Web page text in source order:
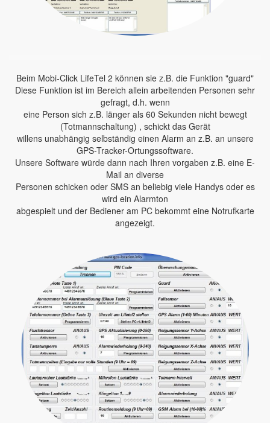
Beim Mobi-Click LifeTel 2 können sie z.B. die Funktion "guard"
Diese Funktion ist im Bereich allein arbeitenden Personen sehr
gefragt, d.h. wenn
eine Person sich z.B. länger als 60 Sekunden nicht bewegt
(Totmannschaltung) , schickt das Gerät
willens unabhängig selbständig einen Alarm an z.B. an unsere
GPS-Tracker-Ortungssoftware.
Unsere Software würde dann nach Ihren vorgaben z.B. eine E-
Mail an diverse
Personen schicken oder SMS an beliebig viele Handys oder es
wird ein Alarmton
abgespielt und der Bediener am PC bekommt eine Notrufkarte
angezeigt.